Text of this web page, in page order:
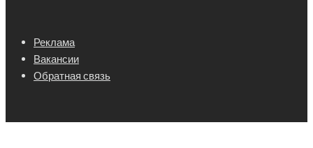
Реклама
Вакансии
Обратная связь